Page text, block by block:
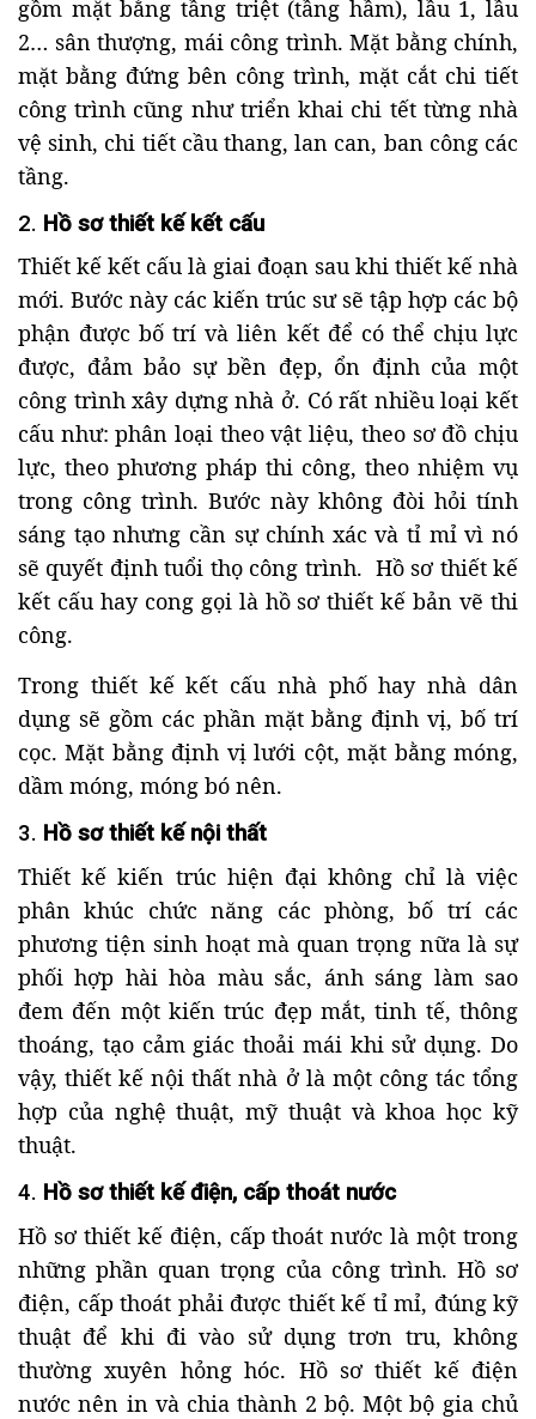
gồm mặt bằng tầng triệt (tầng hầm), lầu 1, lầu
2… sân thượng, mái công trình. Mặt bằng chính,
mặt bằng đứng bên công trình, mặt cắt chi tiết
công trình cũng như triển khai chi tết từng nhà
vệ sinh, chi tiết cầu thang, lan can, ban công các
tầng.
2. Hồ sơ thiết kế kết cấu
Thiết kế kết cấu là giai đoạn sau khi thiết kế nhà
mới. Bước này các kiến trúc sư sẽ tập hợp các bộ
phận được bố trí và liên kết để có thể chịu lực
được, đảm bảo sự bền đẹp, ổn định của một
công trình xây dựng nhà ở. Có rất nhiều loại kết
cấu như: phân loại theo vật liệu, theo sơ đồ chịu
lực, theo phương pháp thi công, theo nhiệm vụ
trong công trình. Bước này không đòi hỏi tính
sáng tạo nhưng cần sự chính xác và tỉ mỉ vì nó
sẽ quyết định tuổi thọ công trình. Hồ sơ thiết kế
kết cấu hay cong gọi là hồ sơ thiết kế bản vẽ thi
công.
Trong thiết kế kết cấu nhà phố hay nhà dân
dụng sẽ gồm các phần mặt bằng định vị, bố trí
cọc. Mặt bằng định vị lưới cột, mặt bằng móng,
dầm móng, móng bó nên.
3. Hồ sơ thiết kế nội thất
Thiết kế kiến trúc hiện đại không chỉ là việc
phân khúc chức năng các phòng, bố trí các
phương tiện sinh hoạt mà quan trọng nữa là sự
phối hợp hài hòa màu sắc, ánh sáng làm sao
đem đến một kiến trúc đẹp mắt, tinh tế, thông
thoáng, tạo cảm giác thoải mái khi sử dụng. Do
vậy, thiết kế nội thất nhà ở là một công tác tổng
hợp của nghệ thuật, mỹ thuật và khoa học kỹ
thuật.
4. Hồ sơ thiết kế điện, cấp thoát nước
Hồ sơ thiết kế điện, cấp thoát nước là một trong
những phần quan trọng của công trình. Hồ sơ
điện, cấp thoát phải được thiết kế tỉ mỉ, đúng kỹ
thuật để khi đi vào sử dụng trơn tru, không
thường xuyên hỏng hóc. Hồ sơ thiết kế điện
nước nên in và chia thành 2 bộ. Một bộ gia chủ